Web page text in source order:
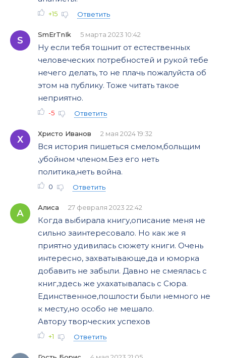
+15 Ответить
S
SmErTnIk 5 марта 2023 10:42
Ну если тебя тошнит от естественных
человеческих потребностей и рукой тебе
нечего делать, то не плачь пожалуйста об
этом на публику. Тоже читать такое
неприятно.
-5 Ответить
Х
Христо Иванов 2 мая 2024 19:32
Вся история пишеться смелом,больщим
,убойном членом.Без его неть
политика,неть война.
0 Ответить
А
Алиса 27 февраля 2023 22:42
Когда выбирала книгу,описание меня не
сильно заинтересовало. Но как же я
приятно удивилась сюжету книги. Очень
интересно, захватывающе,да и юморка
добавить не забыли. Давно не смеялась с
книг,здесь же ухахатывалась с Сюра.
Единственное,пошлости были немного не
к месту,но особо не мешало.
Автору творческих успехов
+1 Ответить